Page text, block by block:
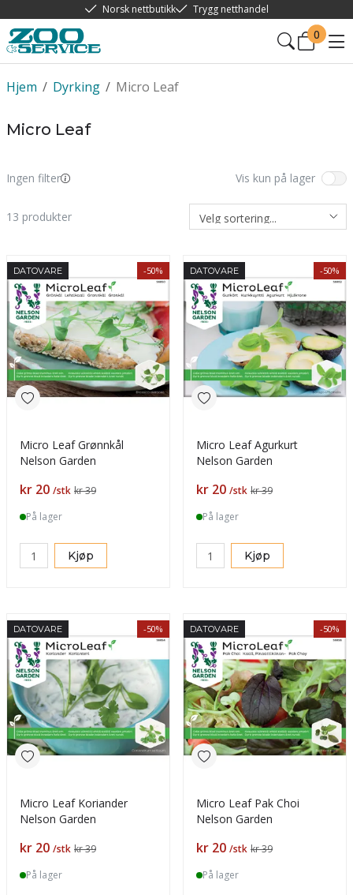
Norsk nettbutikk Trygg netthandel
0
/
Hjem /
Dyrking Micro Leaf
Micro Leaf
Ingen filter Vis kun på lager
13 produkter
DATOVARE -50%
Micro Leaf Grønnkål
Nelson Garden
Pris
kr 20 /stk kr 39
På lager
Kjøp
DATOVARE -50%
Micro Leaf Agurkurt
Nelson Garden
Pris
kr 20 /stk kr 39
På lager
Kjøp
DATOVARE -50%
Micro Leaf Koriander
Nelson Garden
Pris
kr 20 /stk kr 39
På lager
DATOVARE -50%
Micro Leaf Pak Choi
Nelson Garden
Pris
kr 20 /stk kr 39
På lager